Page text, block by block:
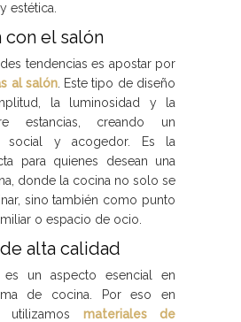
estética.
con el salón
tendencias es apostar por
al salón. Este tipo de diseño
la luminosidad y la
estancias, creando un
social y acogedor. Es la
para quienes desean una
donde la cocina no solo se
sino también como punto
o espacio de ocio.
alta calidad
es un aspecto esencial en
de cocina. Por eso en
utilizamos materiales de